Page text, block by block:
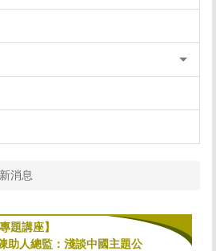
消息
題講座】
助人總監：淺談中國主題公